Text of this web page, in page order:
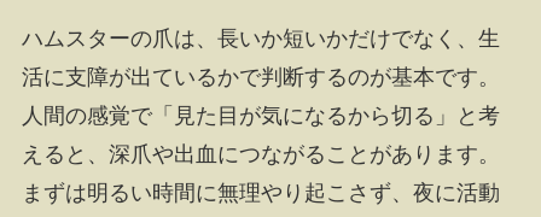
ハムスターの爪は、長いか短いかだけでなく、生
活に支障が出ているかで判断するのが基本です。
人間の感覚で「見た目が気になるから切る」と考
えると、深爪や出血につながることがあります。
まずは明るい時間に無理やり起こさず、夜に活動